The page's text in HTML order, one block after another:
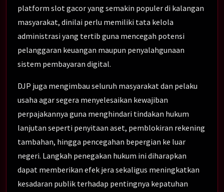
platform slot gacor yang semakin populer di kalangan
masyarakat, dinilai perlu memiliki tata kelola
administrasi yang tertib guna mencegah potensi
pelanggaran keuangan maupun penyalahgunaan
sistem pembayaran digital.
DJP juga mengimbau seluruh masyarakat dan pelaku
usaha agar segera menyelesaikan kewajiban
perpajakannya guna menghindari tindakan hukum
lanjutan seperti penyitaan aset, pemblokiran rekening
tambahan, hingga pencegahan bepergian ke luar
negeri. Langkah penegakan hukum ini diharapkan
dapat memberikan efek jera sekaligus meningkatkan
kesadaran publik terhadap pentingnya kepatuhan